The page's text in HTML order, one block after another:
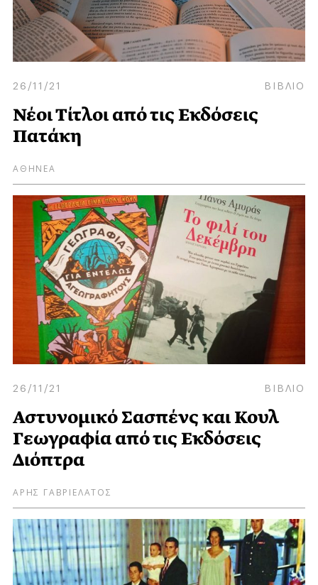
26/11/21 ΒΙΒΛΙΟ
Νέοι Τίτλοι από τις Εκδόσεις
Πατάκη
ΑΘΗΝΕΑ
26/11/21 ΒΙΒΛΙΟ
Αστυνομικό Σασπένς και Κουλ
Γεωγραφία από τις Εκδόσεις
Διόπτρα
ΑΡΗΣ ΓΑΒΡΙΕΛΑΤΟΣ